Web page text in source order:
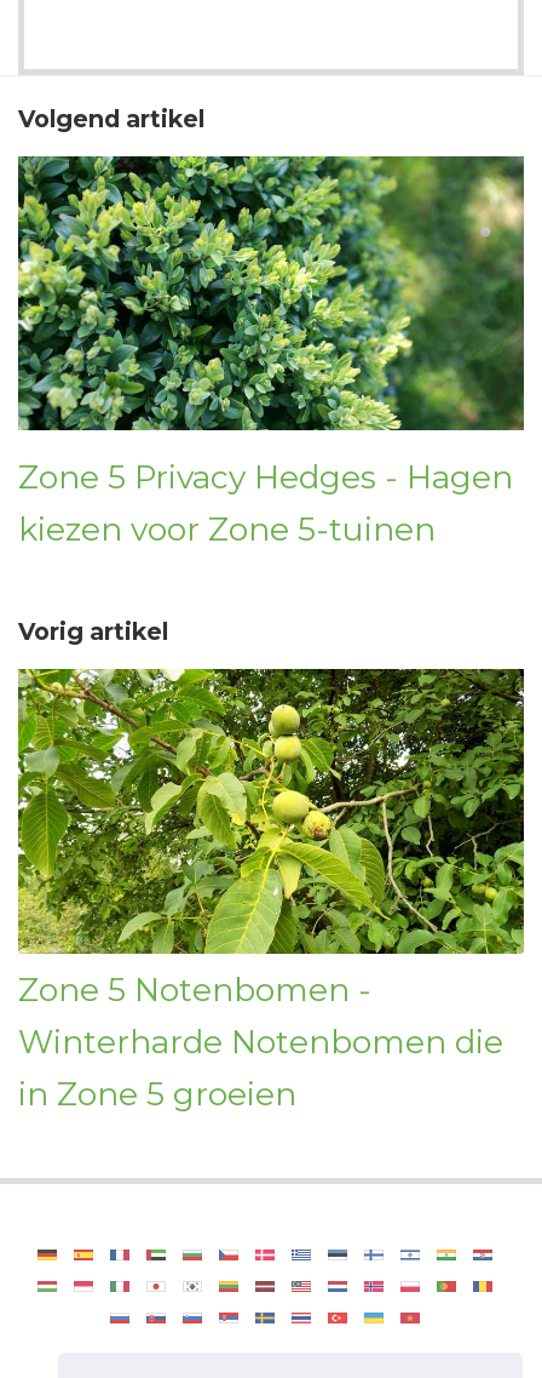
Volgend artikel
Zone 5 Privacy Hedges - Hagen
kiezen voor Zone 5-tuinen
Vorig artikel
Zone 5 Notenbomen -
Winterharde Notenbomen die
in Zone 5 groeien